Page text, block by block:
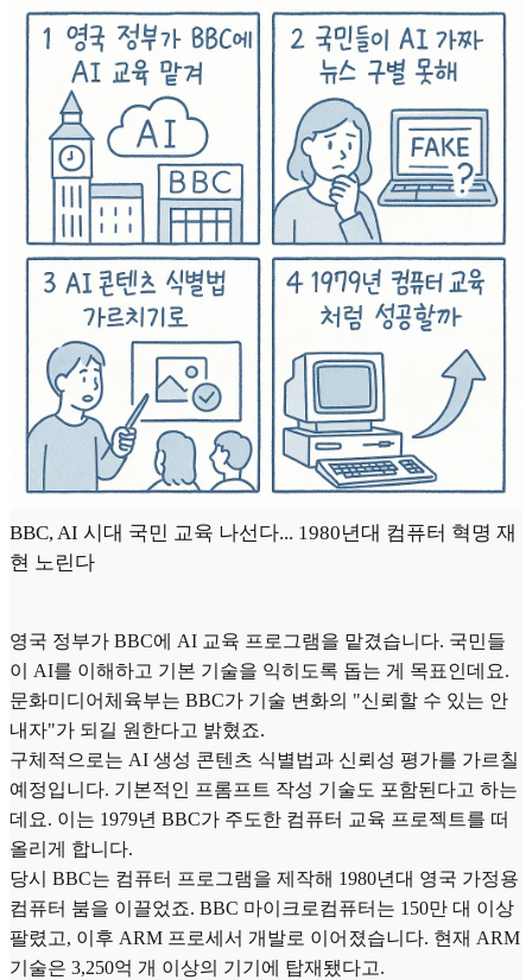
BBC, AI 시대 국민 교육 나선다... 1980년대 컴퓨터 혁명 재
현 노린다
영국 정부가 BBC에 AI 교육 프로그램을 맡겼습니다. 국민들
이 AI를 이해하고 기본 기술을 익히도록 돕는 게 목표인데요.
문화미디어체육부는 BBC가 기술 변화의 "신뢰할 수 있는 안
내자"가 되길 원한다고 밝혔죠.
구체적으로는 AI 생성 콘텐츠 식별법과 신뢰성 평가를 가르칠
예정입니다. 기본적인 프롬프트 작성 기술도 포함된다고 하는
데요. 이는 1979년 BBC가 주도한 컴퓨터 교육 프로젝트를 떠
올리게 합니다.
당시 BBC는 컴퓨터 프로그램을 제작해 1980년대 영국 가정용
컴퓨터 붐을 이끌었죠. BBC 마이크로컴퓨터는 150만 대 이상
팔렸고, 이후 ARM 프로세서 개발로 이어졌습니다. 현재 ARM
기술은 3,250억 개 이상의 기기에 탑재됐다고.